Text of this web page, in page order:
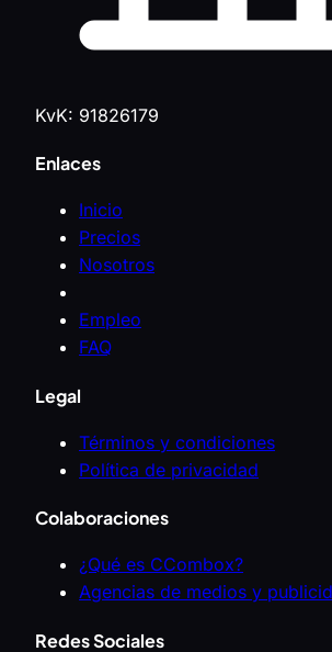
KvK: 91826179
Enlaces
Inicio
Precios
Nosotros
Empleo
FAQ
Legal
Términos y condiciones
Política de privacidad
Colaboraciones
¿Qué es CCombox?
Agencias de medios y
Redes Sociales